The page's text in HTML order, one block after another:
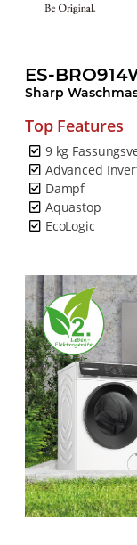
ES-
Sharp
Top Features
9 kg
Advanced
Dampf
Aquastop
EcoLogic